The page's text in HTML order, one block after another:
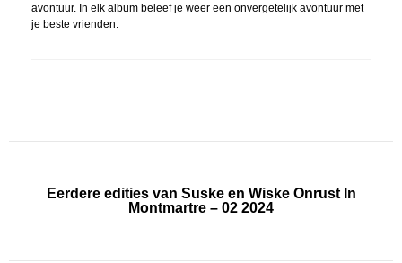
avontuur. In elk album beleef je weer een onvergetelijk avontuur met
je beste vrienden.
Eerdere edities van Suske en Wiske Onrust In
Montmartre – 02 2024